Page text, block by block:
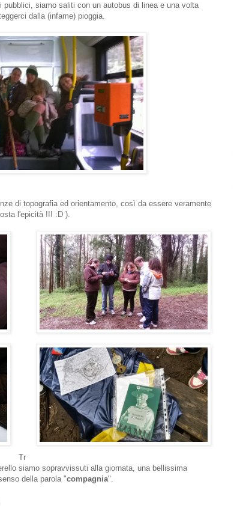
siamo saliti con un autobus di linea e una volta
dalla (infame) pioggia.
di topografia ed orientamento, così da essere veramente
l'epicità !!! :D ).
Tr
siamo sopravvissuti alla giornata, una bellissima
della parola "compagnia".